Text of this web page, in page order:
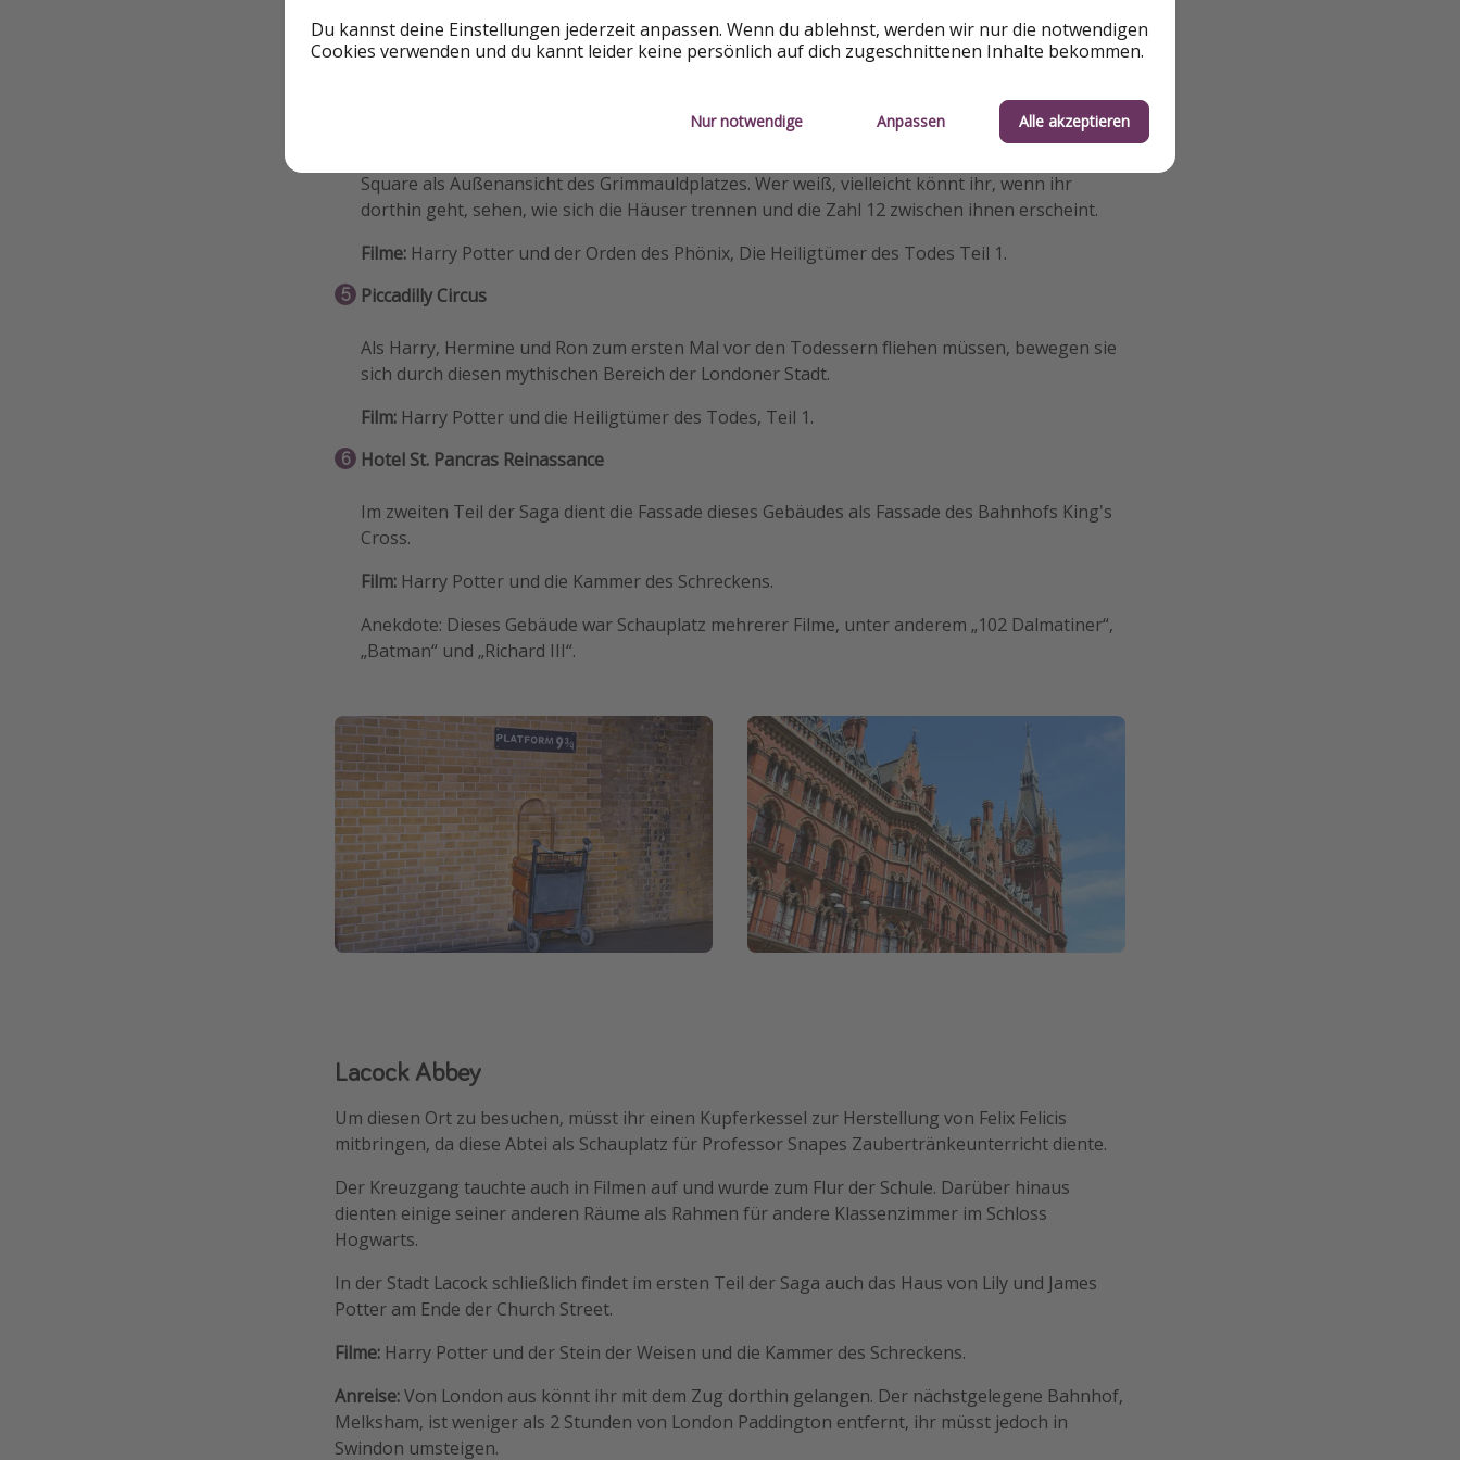
Anekdote: Der Bau dieser Brücke begann Ende 1998 und sie wurde am 10. Juni 2000
Square als Außenansicht des Grimmauldplatzes. Wer weiß, vielleicht könnt ihr, wenn ihr
dorthin geht, sehen, wie sich die Häuser trennen und die Zahl 12 zwischen ihnen erscheint.
Filme: Harry Potter und der Orden des Phönix, Die Heiligtümer des Todes Teil 1.
Piccadilly Circus
Als Harry, Hermine und Ron zum ersten Mal vor den Todessern fliehen müssen, bewegen sie
sich durch diesen mythischen Bereich der Londoner Stadt.
Film: Harry Potter und die Heiligtümer des Todes, Teil 1.
Hotel St. Pancras Reinassance
Im zweiten Teil der Saga dient die Fassade dieses Gebäudes als Fassade des Bahnhofs King's
Cross.
Film: Harry Potter und die Kammer des Schreckens.
Anekdote: Dieses Gebäude war Schauplatz mehrerer Filme, unter anderem „102 Dalmatiner“,
„Batman“ und „Richard III“.
Lacock Abbey
Um diesen Ort zu besuchen, müsst ihr einen Kupferkessel zur Herstellung von Felix Felicis
mitbringen, da diese Abtei als Schauplatz für Professor Snapes Zaubertränkeunterricht diente.
Der Kreuzgang tauchte auch in Filmen auf und wurde zum Flur der Schule. Darüber hinaus
dienten einige seiner anderen Räume als Rahmen für andere Klassenzimmer im Schloss
Hogwarts.
In der Stadt Lacock schließlich findet im ersten Teil der Saga auch das Haus von Lily und James
Potter am Ende der Church Street.
Filme: Harry Potter und der Stein der Weisen und die Kammer des Schreckens.
Anreise:Von London aus könnt ihr mit dem Zug dorthin gelangen. Der nächstgelegene Bahnhof,
Melksham, ist weniger als 2 Stunden von London Paddington entfernt, ihr müsst jedoch in
Swindon umsteigen.
Du kannst deine Einstellungen jederzeit anpassen. Wenn du ablehnst, werden wir nur die notwendigen
Cookies verwenden und du kannt leider keine persönlich auf dich zugeschnittenen Inhalte bekommen.
Nur notwendige Anpassen Alle akzeptieren